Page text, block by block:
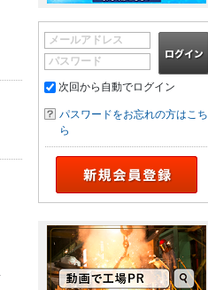
メールアドレス
パスワード
次回から自動でログイン
パスワードをお忘れの方はこち
ら